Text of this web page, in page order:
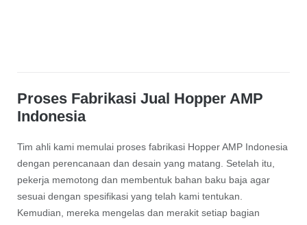
Proses Fabrikasi Jual Hopper AMP
Indonesia
Tim ahli kami memulai proses fabrikasi Hopper AMP Indonesia
dengan perencanaan dan desain yang matang. Setelah itu,
pekerja memotong dan membentuk bahan baku baja agar
sesuai dengan spesifikasi yang telah kami tentukan.
Kemudian, mereka mengelas dan merakit setiap bagian